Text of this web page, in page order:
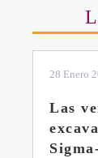
28 Enero
Las